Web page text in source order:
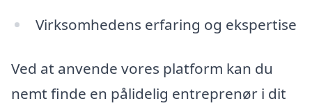
Virksomhedens erfaring og ekspertise
Ved at anvende vores platform kan du
nemt finde en pålidelig entreprenør i dit